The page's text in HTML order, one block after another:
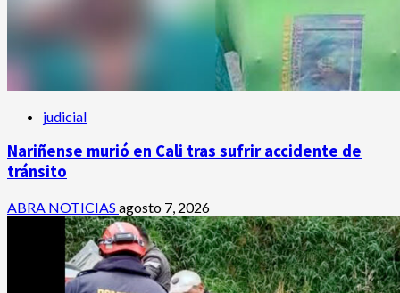
judicial
Nariñense murió en Cali tras sufrir accidente de
tránsito
ABRA NOTICIAS agosto 7, 2026